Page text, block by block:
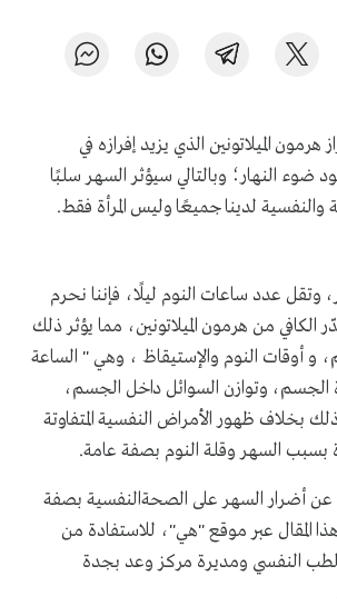
هرمون الميلاتونين الذي يزيد إفرازه في
ضوء النهار؛ وبالتالي سيؤثر السهر سلبًا
لدينا جميعًا وليس المرأة فقط.
وتقل عدد ساعات النوم ليلًا، فإننا نحرم
الكافي من هرمون الميلاتونين، مما يؤثر ذلك
أوقات النوم والإستيقاظ ، وهي " الساعة
الجسم، وتوازن السوائل داخل الجسم،
بخلاف ظهور الأمراض النفسية المتفاوتة
بسبب السهر وقلة النوم بصفة عامة.
عن أضرار السهر على الصحةالنفسية بصفة
المقال عبر موقع "هي"، للاستفادة من
النفسي ومديرة مركز وعد بجدة